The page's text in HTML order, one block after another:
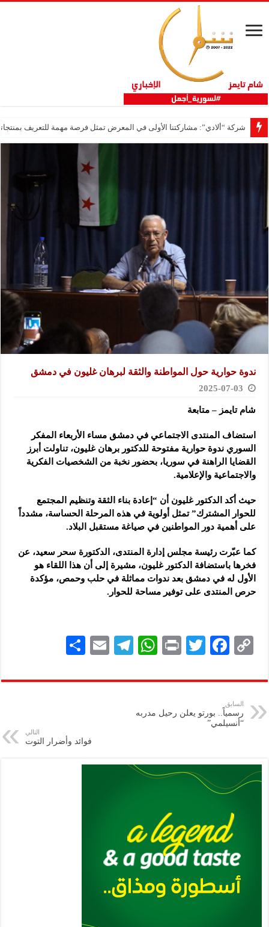
شركة “ألادي”: مشاركتنا الأولى في المعرض تمثل فرصة مهمة للتعريف
ندوة حوارية حول المواطنة والثقة لبرهان غليون في دمشق
2025-07-03
شام تايمز – متابعة
استضاف المنتدى الاجتماعي في دمشق مساء الأربعاء المفكر
السوري ندوة حوارية مفتوحة للدكتور برهان غليون، تناولت أبرز
القضايا الراهنة في سوريا، بحضور نخبة من الشخصيات الفكرية
والاجتماعية والإعلامية.
حيث أكد الدكتور غليون أن “إعادة بناء الثقة وتنظيم المجتمع
للحوار المشترك” تمثل أولوية في هذه المرحلة الحساسة، مشدداً
على أهمية دور المواطنين في صياغة مستقبل البلاد.
كما عبّرت رئيسة مجلس إدارة المنتدى، الدكتورة سحر سعيد، عن
فخرها باستضافة الدكتور غليون، مشيرة إلى أن هذا اللقاء هو
الأول له في دمشق بعد ندوات مماثلة في حلب وحمص، مؤكدة
حرص المنتدى على توفير مساحة للحوار.
C
p
y
Li
k
F
eb
k
T
tt
P
nt
W
at
A
p
Te
gr
E
ai
ar
السابق
رسمياً.. بورتو يعلن رحيل مدربه
“أنسيلمي”
التالي
فوائد وأضرار التوت